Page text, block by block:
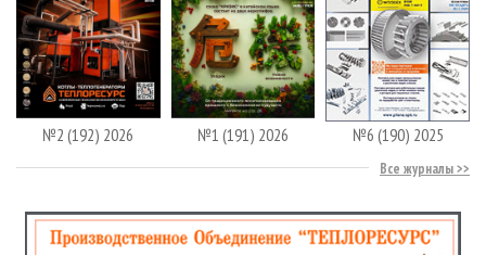
№2 (192) 2026 №1 (191) 2026 №6 (190) 2025
Все журналы